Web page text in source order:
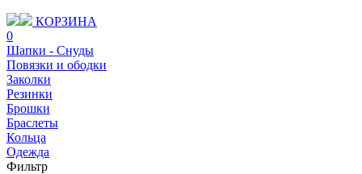
КОРЗИНА
0
Шапки - Снуды
Повязки и ободки
Заколки
Резинки
Брошки
Браслеты
Кольца
Одежда
Фильтр